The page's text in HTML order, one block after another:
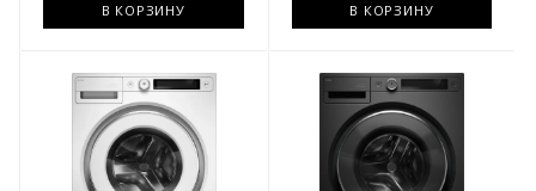
В КОРЗИНУ В КОРЗИНУ